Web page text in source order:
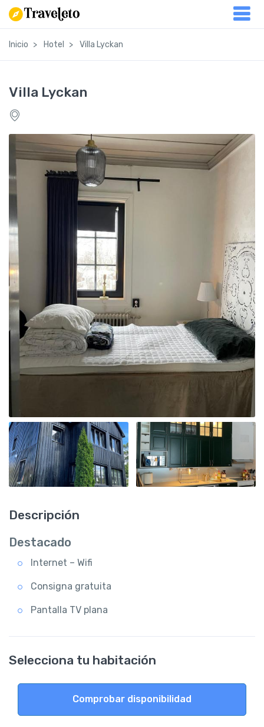
Inicio Hotel Villa Lyckan
Villa Lyckan
Descripción
Destacado
Internet – Wifi
Consigna gratuita
Pantalla TV plana
Selecciona tu habitación
Comprobar disponibilidad